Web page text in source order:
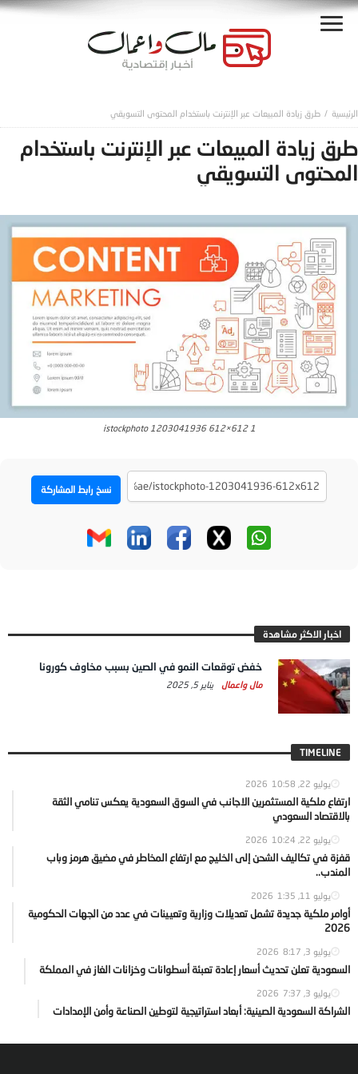
طرق زيادة المبيعات عبر الإنترنت باستخدام المحتوى التسويقي
طرق زيادة المبيعات عبر الإنترنت باستخدام
المحتوى التسويقي
istockphoto 1203041936 612×612 1
نسخ رابط المشاركة
اخبار الاكثر مشاهدة
خفض توقعات النمو في الصين بسبب مخاوف كورونا
مال واعمال يناير 5, 2025
TIMELINE
يوليو 22, 2026 10:58
ارتفاع ملكية المستثمرين الاجانب في السوق السعودية يعكس تنامي الثقة
بالاقتصاد السعودي
يوليو 22, 2026 10:24
قفزة في تكاليف الشحن إلى الخليج مع ارتفاع المخاطر في مضيق هرمز وباب
المندب..
يوليو 11, 2026 1:35
أوامر ملكية جديدة تشمل تعديلات وزارية وتعيينات في عدد من الجهات الحكومية
2026
يوليو 3, 2026 8:17
السعودية تعلن تحديث أسعار إعادة تعبئة أسطوانات وخزانات الغاز في المملكة
يوليو 3, 2026 7:37
الشراكة السعودية الصينية: أبعاد استراتيجية لتوطين الصناعة وأمن الإمدادات